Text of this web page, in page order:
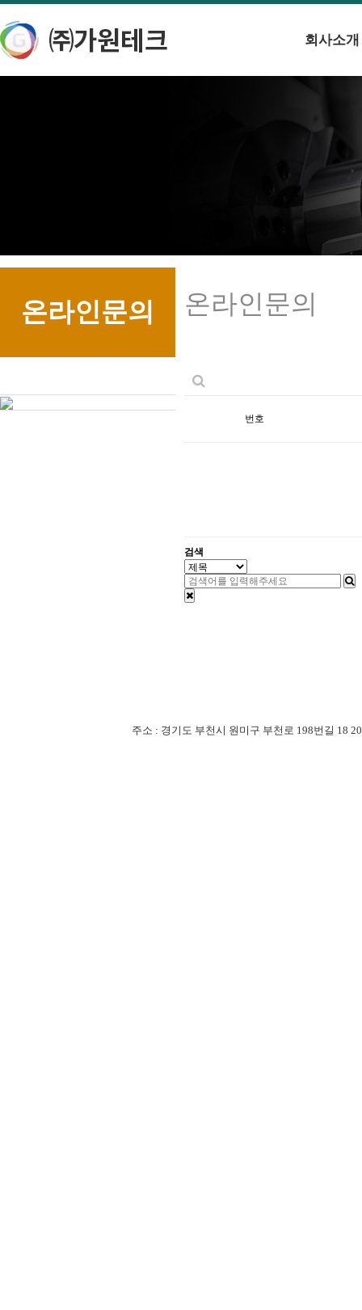
회사소개
온라인문의 온라인문의
번호
검색
주소 : 경기도 부천시 원미구 부천로 198번길